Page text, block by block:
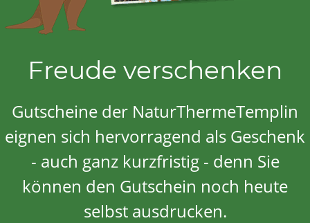
Freude verschenken
Gutscheine der NaturThermeTemplin
eignen sich hervorragend als Geschenk
- auch ganz kurzfristig - denn Sie
können den Gutschein noch heute
selbst ausdrucken.